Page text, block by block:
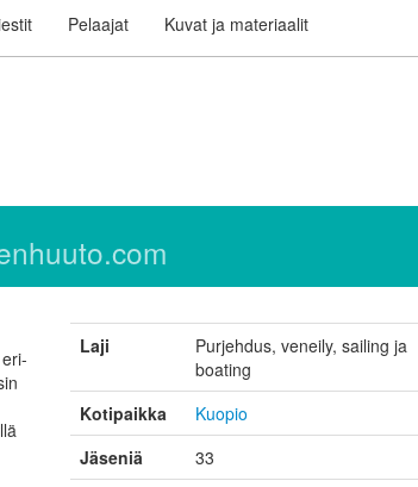
Pelaajat Kuvat ja materiaalit
Laji
Purjehdus, veneily, sailing ja
boating
Kotipaikka
Kuopio
Jäseniä
33